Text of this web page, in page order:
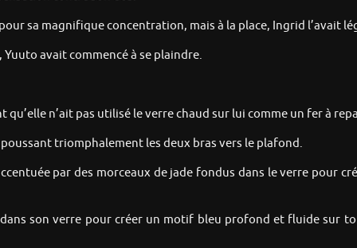
sa magnifique concentration, mais à la place, Ingrid l’avait
Yuuto avait commencé à se plaindre.
n’ait pas utilisé le verre chaud sur lui comme un fer à
triomphalement les deux bras vers le plafond.
par des morceaux de jade fondus dans le verre pour
son verre pour créer un motif bleu profond et fluide sur